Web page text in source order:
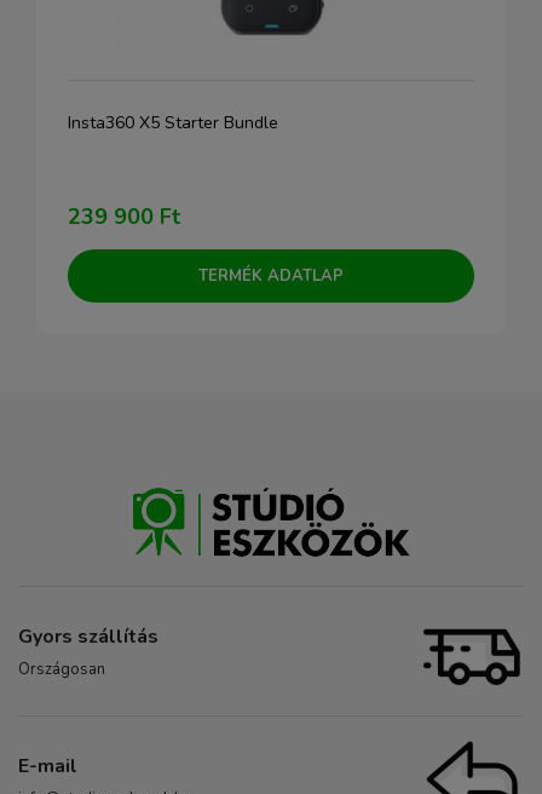
Insta360 X5 Starter Bundle
239 900 Ft
TERMÉK ADATLAP
Gyors szállítás
Országosan
E-mail